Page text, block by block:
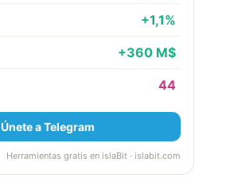
+1,1%
+360 M$
44
Únete a Telegram
Herramientas gratis en islaBit · islabit.com